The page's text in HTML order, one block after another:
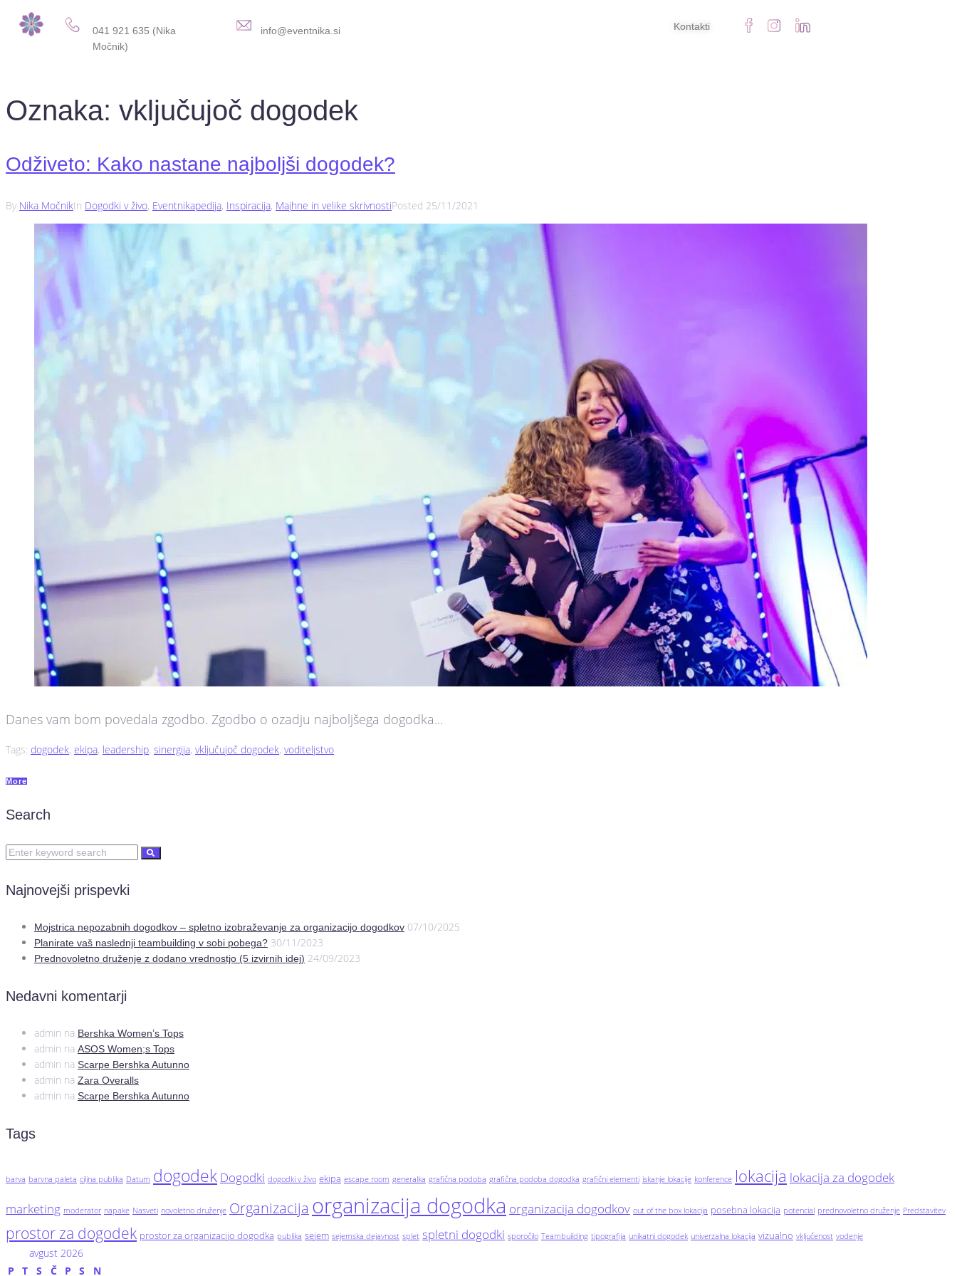
041 921 635 (Nika
Močnik)
info@eventnika.si Kontakti
Oznaka: vključujoč dogodek
Odživeto: Kako nastane najboljši dogodek?
By Nika MočnikIn Dogodki v živo, Eventnikapedija, Inspiracija, Majhne in velike skrivnostiPosted 25/11/2021
Danes vam bom povedala zgodbo. Zgodbo o ozadju najboljšega dogodka...
Tags: dogodek, ekipa, leadership, sinergija, vključujoč dogodek, voditeljstvo
More
Search
Najnovejši prispevki
Mojstrica nepozabnih dogodkov – spletno izobraževanje za organizacijo dogodkov 07/10/2025
Planirate vaš naslednji teambuilding v sobi pobega? 30/11/2023
Prednovoletno druženje z dodano vrednostjo (5 izvirnih idej) 24/09/2023
Nedavni komentarji
admin na Bershka Women’s Tops
admin na ASOS Women;s Tops
admin na Scarpe Bershka Autunno
admin na Zara Overalls
admin na Scarpe Bershka Autunno
Tags
barva barvna paleta ciljna publika Datum dogodek Dogodki dogodki v živo ekipa escape room generalka grafična podoba grafična podoba dogodka grafični elementi iskanje lokacije konference lokacija lokacija za dogodek
marketing moderator napake Nasveti novoletno druženje Organizacija organizacija dogodka organizacija dogodkov out of the box lokacija posebna lokacija potencial prednovoletno druženje Predstavitev
prostor za dogodek prostor za organizacijo dogodka publika sejem sejemska dejavnost splet spletni dogodki sporočilo Teambuilding tipografija unikatni dogodek univerzalna lokacija vizualno vključenost vodenje
avgust 2026
P
T S Č P S N